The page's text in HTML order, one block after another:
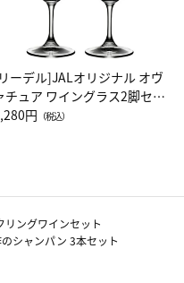
ーデル]JALオリジナル オヴ
チュア ワイングラス2脚セッ
（レッドワイン）
円 （税込）
リングワインセット
シャンパン 3本セット